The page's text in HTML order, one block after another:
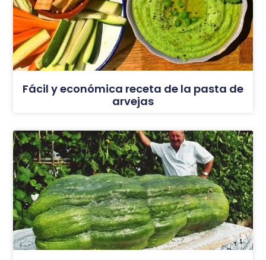
Fácil y económica receta de la pasta de
arvejas